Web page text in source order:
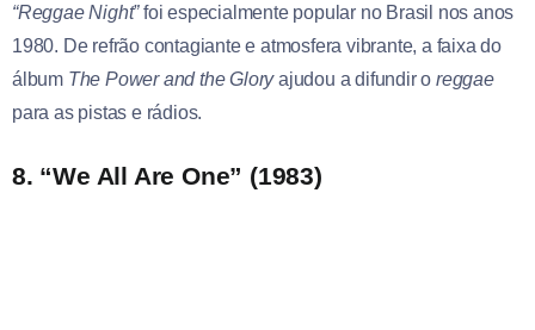
“Reggae Night”foi especialmente popular no Brasil nos anos
1980. De refrão contagiante e atmosfera vibrante, a faixa do
álbum The Power and the Gloryajudou a difundir oreggae
para as pistas e rádios.
8. “We All Are One” (1983)